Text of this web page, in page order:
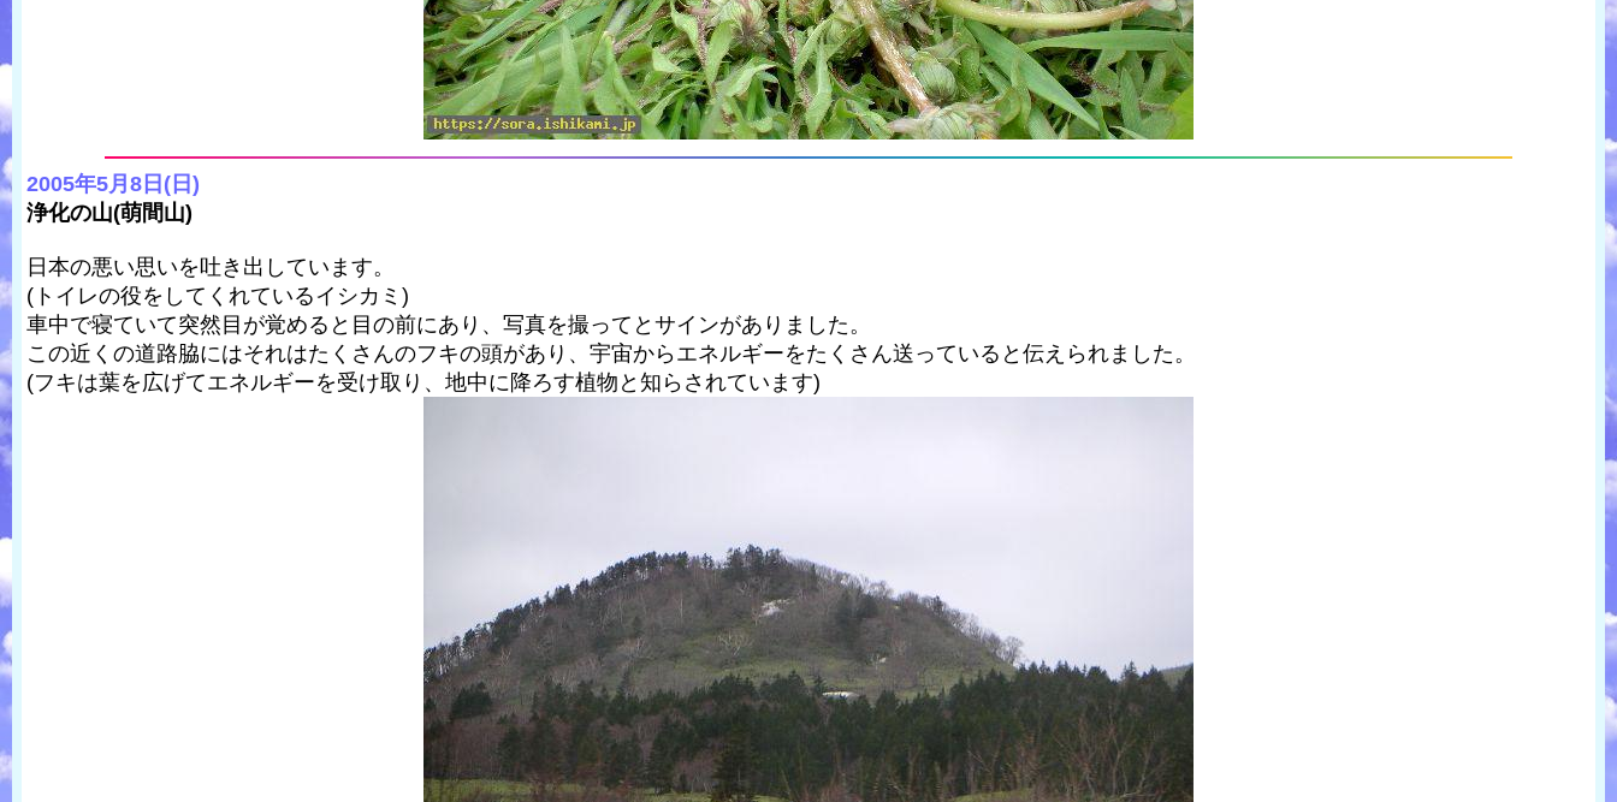
2005年5月8日(日)
浄化の山(萌間山)
日本の悪い思いを吐き出しています。
(トイレの役をしてくれているイシカミ)
車中で寝ていて突然目が覚めると目の前にあり、写真を撮ってとサインがありました。
この近くの道路脇にはそれはたくさんのフキの頭があり、宇宙からエネルギーをたくさん送っていると伝えられました。
(フキは葉を広げてエネルギーを受け取り、地中に降ろす植物と知らされています)